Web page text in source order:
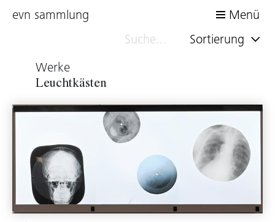
evn sammlung
Menü
Sortierung
Werke
Leuchtkästen